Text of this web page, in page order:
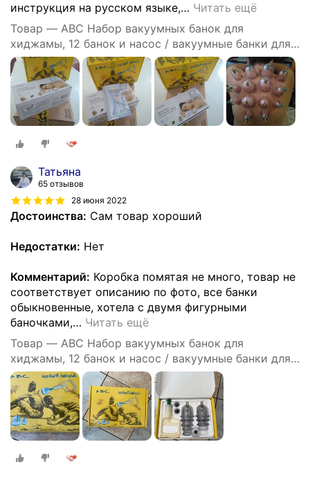
инструкция на русском языке,… Читать ещё
Товар — ABC Набор вакуумных банок для
хиджамы, 12 банок и насос / вакуумные банки для
массажа.
Татьяна
65 отзывов
28 июня 2022
Достоинства: Сам товар хороший
Недостатки: Нет
Комментарий: Коробка помятая не много, товар не
соответствует описанию по фото, все банки
обыкновенные, хотела с двумя фигурными
баночками,… Читать ещё
Товар — ABC Набор вакуумных банок для
хиджамы, 12 банок и насос / вакуумные банки для
массажа.